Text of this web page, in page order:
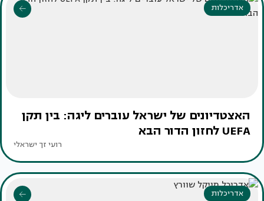
אדריכלות
האצטדיונים של ישראל עוברים ליגה: בין תקן
UEFA לחזון הדור הבא
רועי זך ישראלי
אדריכלות